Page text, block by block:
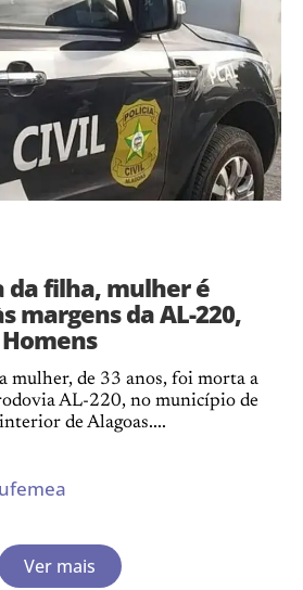
da filha, mulher é
margens da AL-220,
mulher, de 33 anos, foi morta a
AL-220, no município de
de Alagoas....
Ver mais